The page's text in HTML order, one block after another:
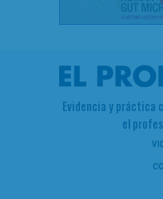
Evidencia y práctica
el